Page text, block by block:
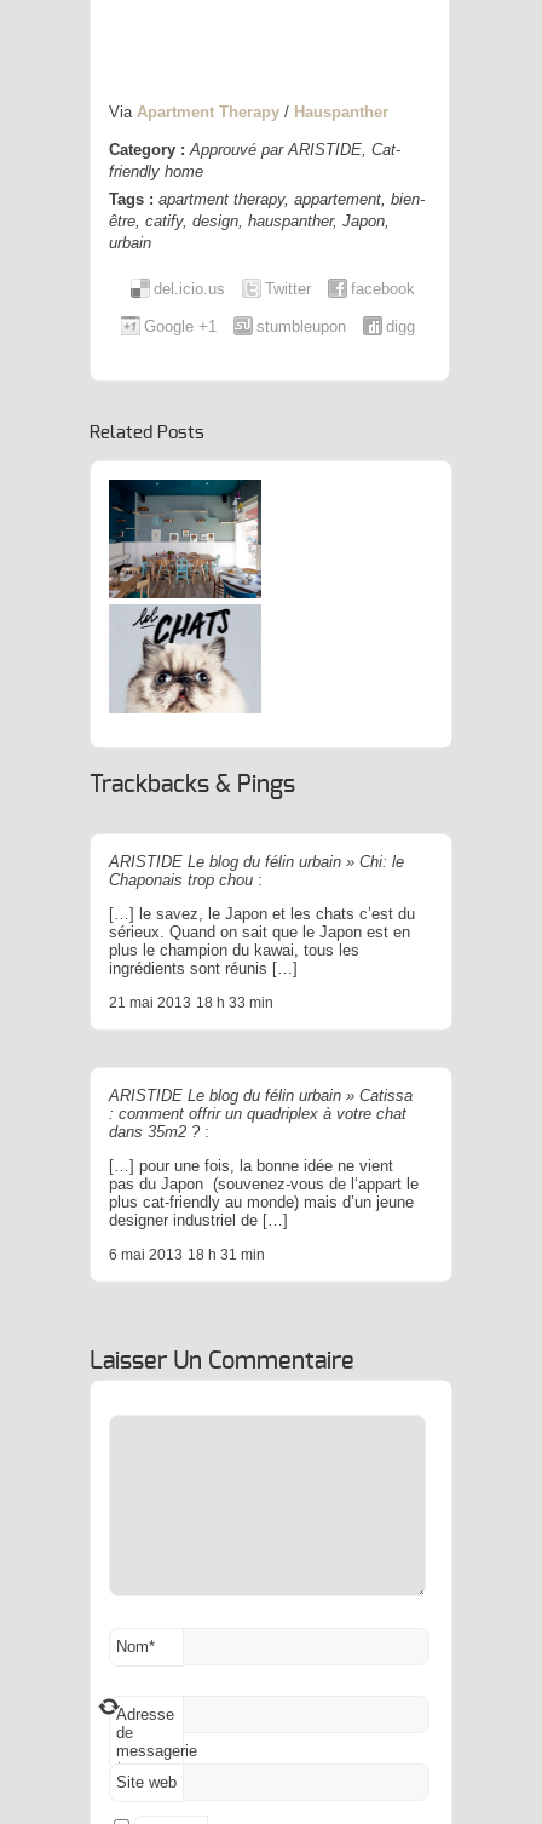
Via Apartment Therapy / Hauspanther
Category : Approuvé par ARISTIDE Cat-
friendly home
Tags : apartment therapy, appartement bien-
être catify, design hauspanther, Japon
urbain
facebook
Twitter
del.icio.us
digg
stumbleupon
Google +1
Related Posts
: Quand Restauration
Rime Avec
Catification
Tour De France Des Chats
Brain Magazine
Trackbacks & Pings
ARISTIDE Le blog du félin urbain » Chi: le
Chaponais trop chou :
[…] le savez, le Japon et les chats c’est du
sérieux. Quand on sait que le Japon est en
plus le champion du kawai, tous les
ingrédients sont réunis […]
21 mai 2013 18 h 33 min
ARISTIDE Le blog du félin urbain » Catissa
: comment offrir un quadriplex à votre chat
dans 35m2 ? :
[…] pour une fois, la bonne idée ne vient
pas du Japon (souvenez-vous de l‘appart le
plus cat-friendly au monde) mais d’un jeune
designer industriel de […]
6 mai 2013 18 h 31 min
Laisser Un Commentaire
Nom*
Adresse
de
messagerie
*
Site web